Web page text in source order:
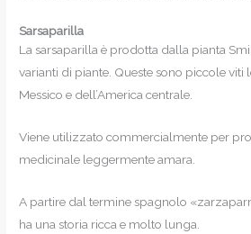
Sarsaparilla
La sarsaparilla è prodotta dalla pianta
varianti di piante. Queste sono piccole viti
Messico e dell’America centrale.
Viene utilizzato commercialmente per
medicinale leggermente amara.
A partire dal termine spagnolo
ha una storia ricca e molto lunga.